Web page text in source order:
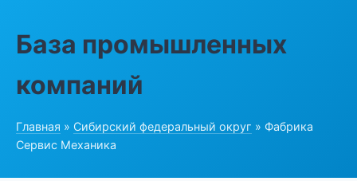
База промышленных
компаний
Главная » Сибирский федеральный округ » Фабрика
Сервис Механика